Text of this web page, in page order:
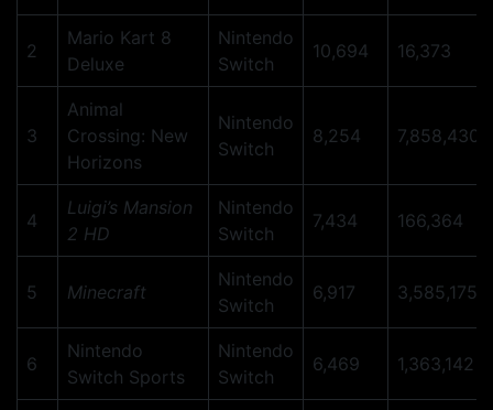
2
Mario Kart 8
Deluxe
Nintendo
Switch
10,694 16,373
3
Animal
Crossing: New
Horizons
Nintendo
Switch
8,254 7,858,430
4
Luigi’s Mansion
2 HD
Nintendo
Switch
7,434 166,364
5 Minecraft
Nintendo
Switch
6,917 3,585,175
6
Nintendo
Switch Sports
Nintendo
Switch
6,469 1,363,142